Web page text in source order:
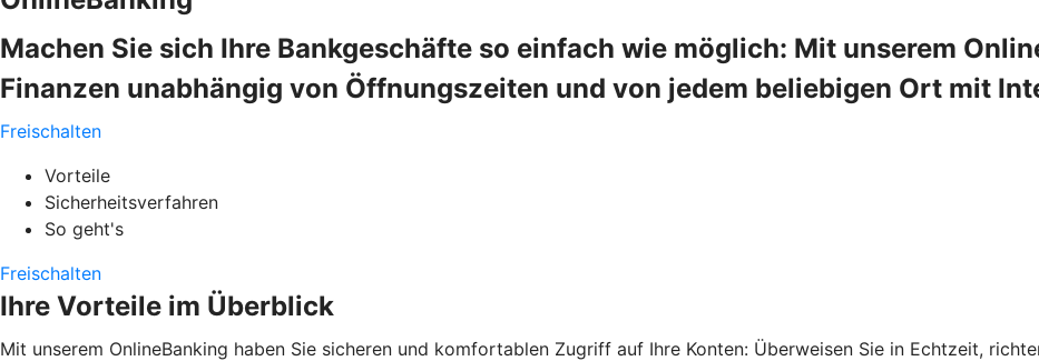
Machen Sie sich Ihre Bankgeschäfte so einfach wie möglich: Mit unserem
Finanzen unabhängig von Öffnungszeiten und von jedem beliebigen Ort mit
Freischalten
Vorteile
Sicherheitsverfahren
So geht's
Freischalten
Ihre Vorteile im Überblick
Mit unserem OnlineBanking haben Sie sicheren und komfortablen Zugriff auf Ihre Konten: Überweisen Sie in Echtzeit,